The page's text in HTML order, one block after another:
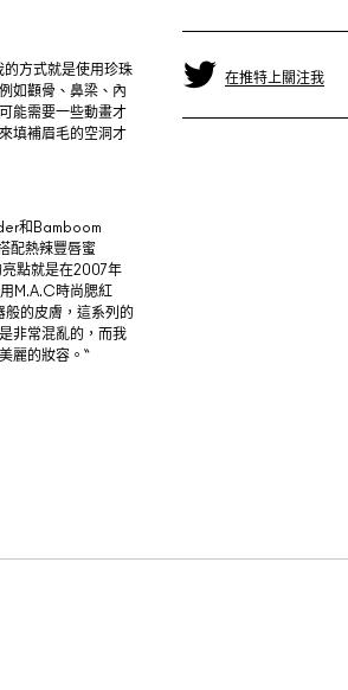
的方式就是使用珍珠
如顴骨、鼻梁、內
能需要一些動畫才
填補眉毛的空洞才
和Bamboom
配熱辣豐唇蜜
點就是在2007年
M.A.C時尚腮紅
的皮膚，這系列的
非常混亂的，而我
麗的妝容。“
在推特上關注我